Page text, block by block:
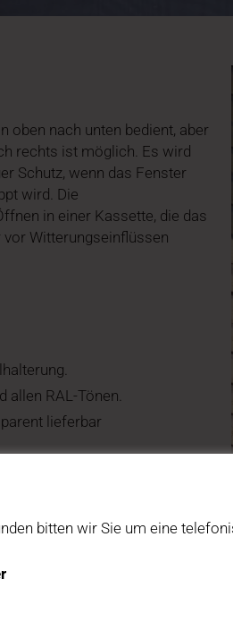
oben nach unten bedient, aber
rechts ist möglich. Es wird
Schutz, wenn das Fenster
wird. Die
in einer Kassette, die das
Witterungseinflüssen
allen RAL-Tönen.
lieferbar
bitten wir Sie um eine